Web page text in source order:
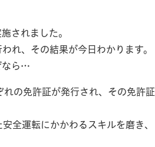
されました。
れ、その結果が今日わかります。
なら…
の免許証が発行され、その免許証
全運転にかかわるスキルを磨き、